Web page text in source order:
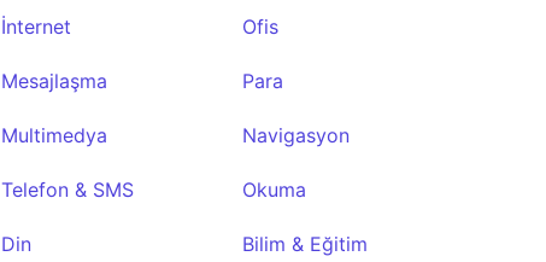
İnternet Ofis
Mesajlaşma Para
Multimedya Navigasyon
Telefon & SMS Okuma
Din Bilim & Eğitim